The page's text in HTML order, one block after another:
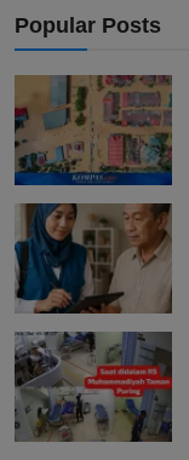
Popular Posts